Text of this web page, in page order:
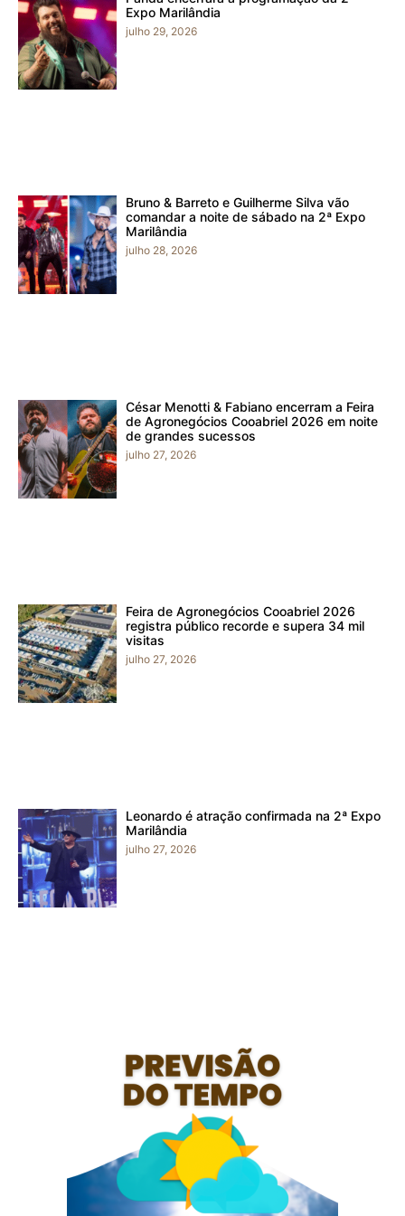
Expo Marilândia
julho 29, 2026
Bruno & Barreto e Guilherme Silva vão
comandar a noite de sábado na 2ª Expo
Marilândia
julho 28, 2026
César Menotti & Fabiano encerram a Feira
de Agronegócios Cooabriel 2026 em noite
de grandes sucessos
julho 27, 2026
Feira de Agronegócios Cooabriel 2026
registra público recorde e supera 34 mil
visitas
julho 27, 2026
Leonardo é atração confirmada na 2ª Expo
Marilândia
julho 27, 2026